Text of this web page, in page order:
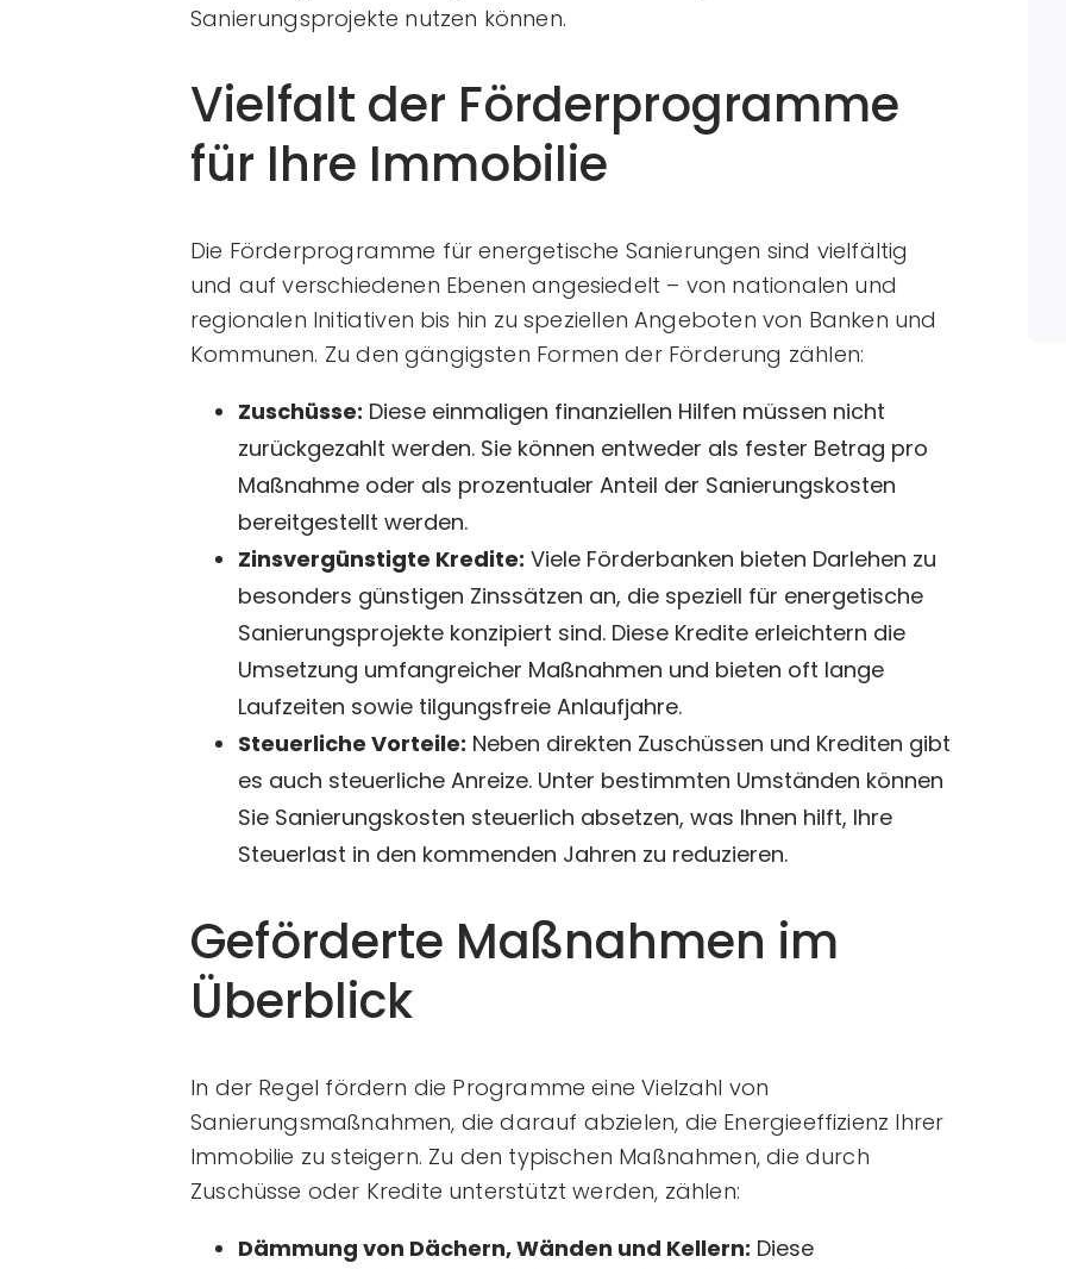
Sanierungsprojekte nutzen können.
Vielfalt der Förderprogramme
für Ihre Immobilie
Die Förderprogramme für energetische Sanierungen sind vielfältig
und auf verschiedenen Ebenen angesiedelt – von nationalen und
regionalen Initiativen bis hin zu speziellen Angeboten von Banken und
Kommunen. Zu den gängigsten Formen der Förderung zählen:
Zuschüsse: Diese einmaligen finanziellen Hilfen müssen nicht
zurückgezahlt werden. Sie können entweder als fester Betrag pro
Maßnahme oder als prozentualer Anteil der Sanierungskosten
bereitgestellt werden.
Zinsvergünstigte Kredite: Viele Förderbanken bieten Darlehen zu
besonders günstigen Zinssätzen an, die speziell für energetische
Sanierungsprojekte konzipiert sind. Diese Kredite erleichtern die
Umsetzung umfangreicher Maßnahmen und bieten oft lange
Laufzeiten sowie tilgungsfreie Anlaufjahre.
Steuerliche Vorteile: Neben direkten Zuschüssen und Krediten gibt
es auch steuerliche Anreize. Unter bestimmten Umständen können
Sie Sanierungskosten steuerlich absetzen, was Ihnen hilft, Ihre
Steuerlast in den kommenden Jahren zu reduzieren.
Geförderte Maßnahmen im
Überblick
In der Regel fördern die Programme eine Vielzahl von
Sanierungsmaßnahmen, die darauf abzielen, die Energieeffizienz Ihrer
Immobilie zu steigern. Zu den typischen Maßnahmen, die durch
Zuschüsse oder Kredite unterstützt werden, zählen:
Dämmung von Dächern, Wänden und Kellern: Diese